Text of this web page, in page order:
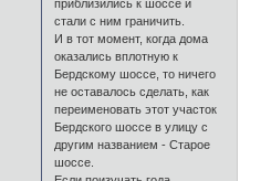
приблизились к шоссе и
стали с ним граничить.
И в тот момент, когда дома
оказались вплотную к
Бердскому шоссе, то ничего
не оставалось сделать, как
переименовать этот участок
Бердского шоссе в улицу с
другим названием - Старое
шоссе.